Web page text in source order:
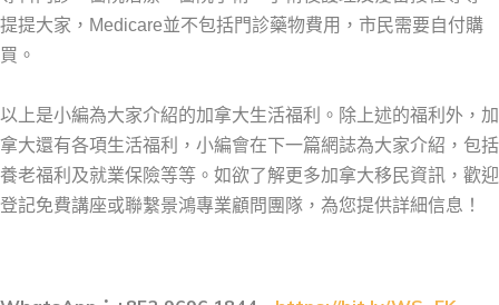
提提大家，Medicare並不包括門診藥物費用，市民需要自付購
買。
以上是小編為大家介紹的加拿大生活福利。除上述的福利外，加
拿大還有各項生活福利，小編會在下一篇網誌為大家介紹，包括
養老福利及就業保險等等。如欲了解更多加拿大移民資訊，歡迎
登記免費講座或聯繫景鴻專業顧問團隊，為您提供詳細信息！